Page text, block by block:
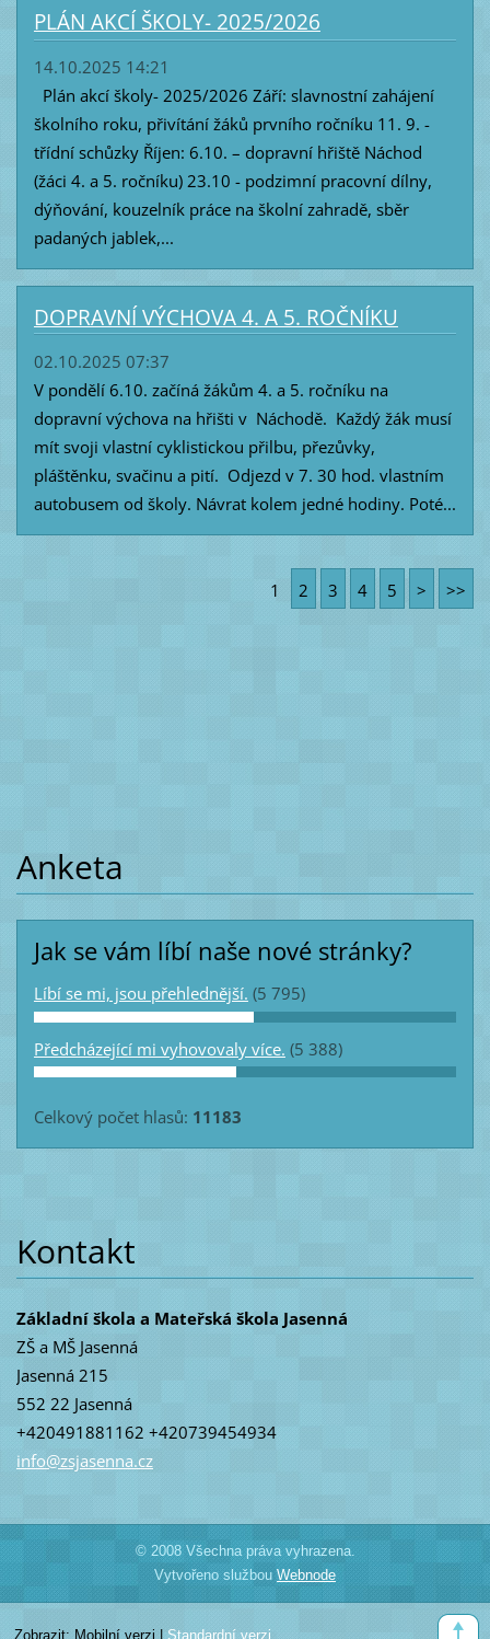
PLÁN AKCÍ ŠKOLY- 2025/2026
14.10.2025 14:21
Plán akcí školy- 2025/2026 Září: slavnostní zahájení
školního roku, přivítání žáků prvního ročníku 11. 9. -
třídní schůzky Říjen: 6.10. – dopravní hřiště Náchod
(žáci 4. a 5. ročníku) 23.10 - podzimní pracovní dílny,
dýňování, kouzelník práce na školní zahradě, sběr
padaných jablek,...
DOPRAVNÍ VÝCHOVA 4. A 5. ROČNÍKU
02.10.2025 07:37
V pondělí 6.10. začíná žákům 4. a 5. ročníku na
dopravní výchova na hřišti v Náchodě. Každý žák musí
mít svoji vlastní cyklistickou přilbu, přezůvky,
pláštěnku, svačinu a pití. Odjezd v 7. 30 hod. vlastním
autobusem od školy. Návrat kolem jedné hodiny. Poté...
1 2 3 4 5 > >>
Anketa
Jak se vám líbí naše nové stránky?
Líbí se mi, jsou přehlednější. (5 795)
Předcházející mi vyhovovaly více. (5 388)
Celkový počet hlasů: 11183
Kontakt
Základní škola a Mateřská škola Jasenná
ZŠ a MŠ Jasenná
Jasenná 215
552 22 Jasenná
+420491881162 +420739454934
info@zsjasenna.cz
© 2008 Všechna práva vyhrazena.
Vytvořeno službou Webnode
Zobrazit: Mobilní verzi Standardní verzi